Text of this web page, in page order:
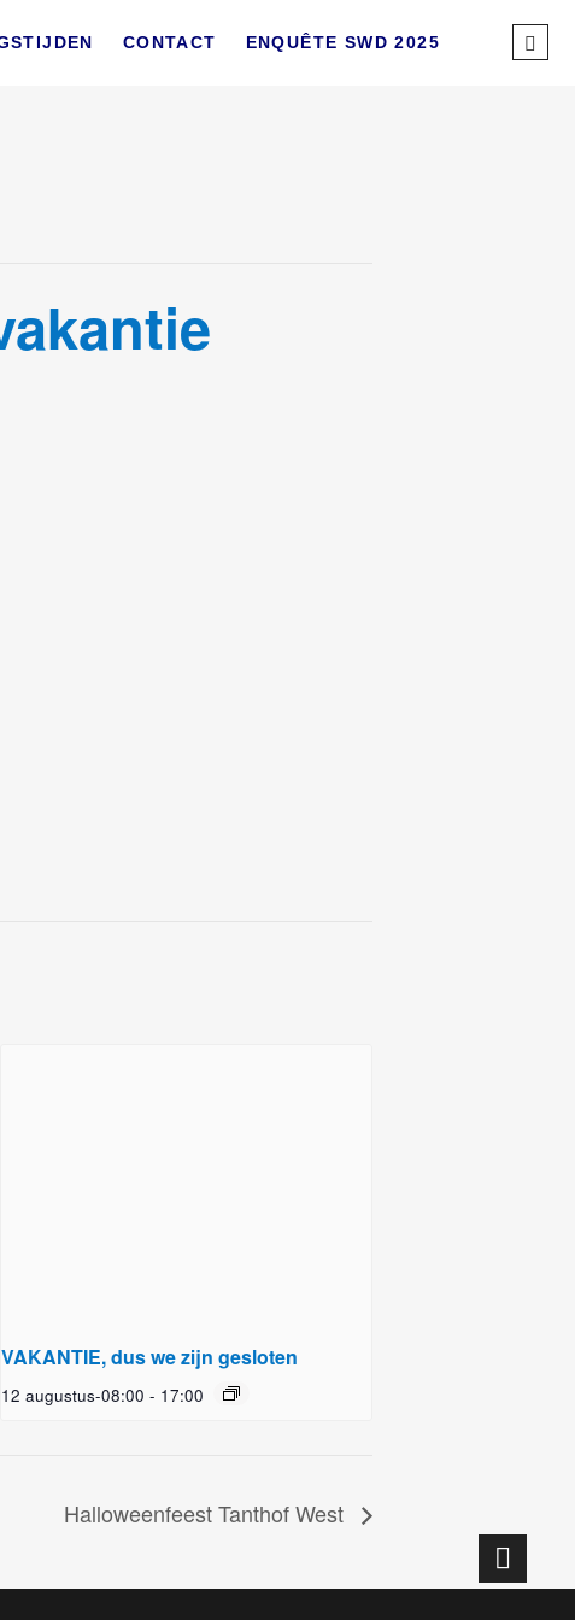
CONTACT ENQUÊTE SWD 2025
VAKANTIE, dus we zijn gesloten
12 augustus-08:00 - 17:00
Halloweenfeest Tanthof West